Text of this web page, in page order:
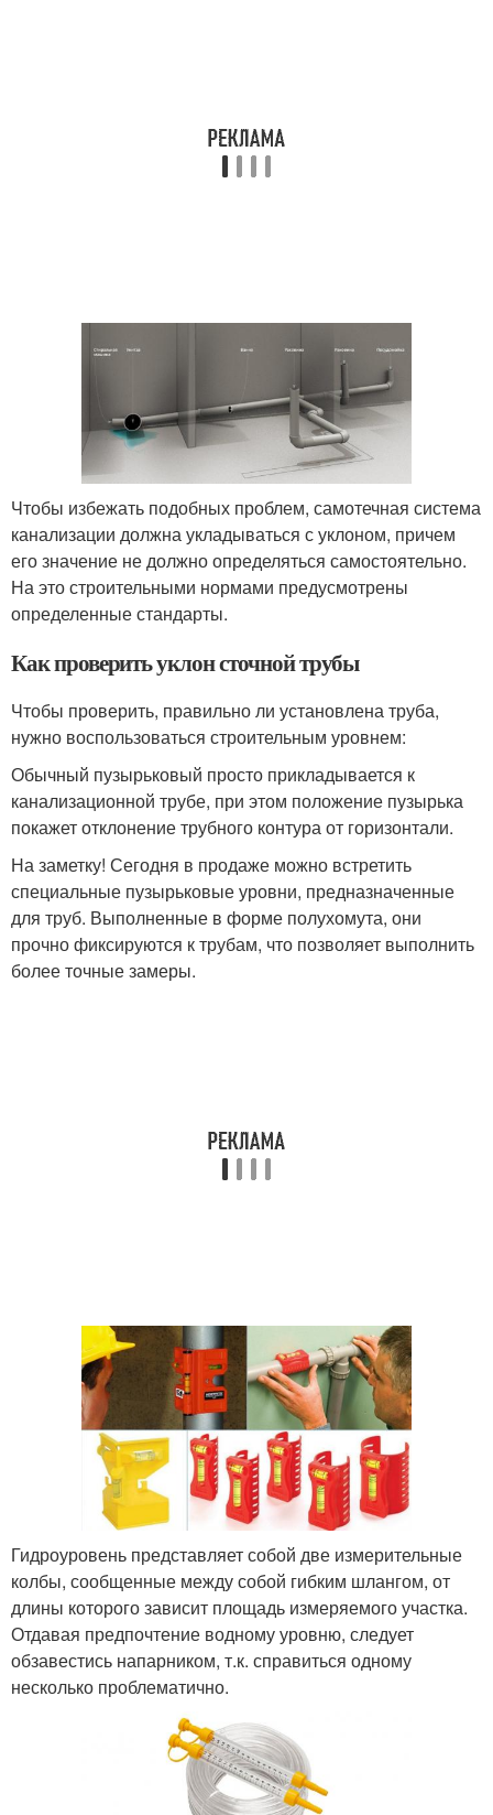
Чтобы избежать подобных проблем, самотечная система
канализации должна укладываться с уклоном, причем
его значение не должно определяться самостоятельно.
На это строительными нормами предусмотрены
определенные стандарты.
Как проверить уклон сточной трубы
Чтобы проверить, правильно ли установлена труба,
нужно воспользоваться строительным уровнем:
Обычный пузырьковый просто прикладывается к
канализационной трубе, при этом положение пузырька
покажет отклонение трубного контура от горизонтали.
На заметку! Сегодня в продаже можно встретить
специальные пузырьковые уровни, предназначенные
для труб. Выполненные в форме полухомута, они
прочно фиксируются к трубам, что позволяет выполнить
более точные замеры.
Гидроуровень представляет собой две измерительные
колбы, сообщенные между собой гибким шлангом, от
длины которого зависит площадь измеряемого участка.
Отдавая предпочтение водному уровню, следует
обзавестись напарником, т.к. справиться одному
несколько проблематично.